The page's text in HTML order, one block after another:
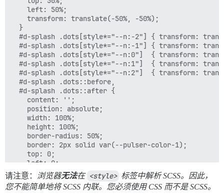
    left: 50%;
    transform: translate(-50%, -50%);
  }
#d-splash .dots[style*="--n:-2"] { transform:
#d-splash .dots[style*="--n:-1"] { transform:
#d-splash .dots[style*="--n:0"]  { transform:
#d-splash .dots[style*="--n:1"]  { transform:
#d-splash .dots[style*="--n:2"]  { transform:
  #d-splash .dots::before,
  #d-splash .dots::after {
    content: '';
    position: absolute;
    width: 100%;
    height: 100%;
    border-radius: 50%;
    border: 2px solid var(--pulser-color-1);
    top: 0;
    left: 0;
    opacity: 0;
    animation: pulse 1s ease-out infinite;
  }
请注意： 浏览器无法在 <style> 标签中解析 SCSS。因此，
您不能简单地将 SCSS 内联。您必须使用 CSS 而不是 SCSS。